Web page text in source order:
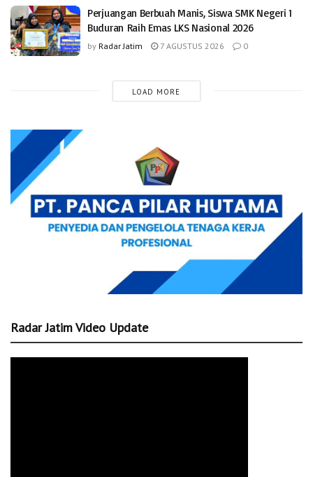
Perjuangan Berbuah Manis, Siswa SMK Negeri 1
Buduran Raih Emas LKS Nasional 2026
by Radar Jatim 7 AGUSTUS 2026 0
LOAD MORE
Radar Jatim Video Update